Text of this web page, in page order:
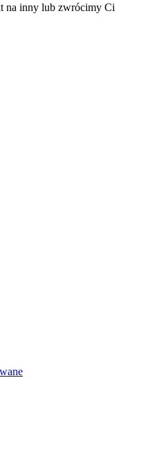
na inny lub zwrócimy Ci